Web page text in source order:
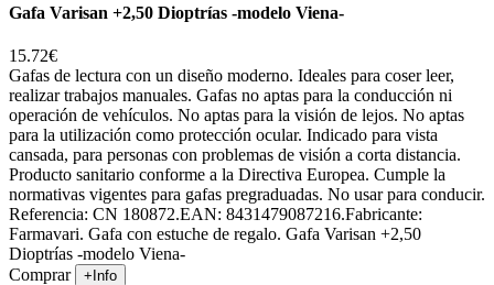
Gafa Varisan +2,50 Dioptrías -modelo Viena-
15.72€
Gafas de lectura con un diseño moderno. Ideales para coser leer,
realizar trabajos manuales. Gafas no aptas para la conducción ni
operación de vehículos. No aptas para la visión de lejos. No aptas
para la utilización como protección ocular. Indicado para vista
cansada, para personas con problemas de visión a corta distancia.
Producto sanitario conforme a la Directiva Europea. Cumple la
normativas vigentes para gafas pregraduadas. No usar para conducir.
Referencia: CN 180872.EAN: 8431479087216.Fabricante:
Farmavari. Gafa con estuche de regalo. Gafa Varisan +2,50
Dioptrías -modelo Viena-
Comprar
+Info